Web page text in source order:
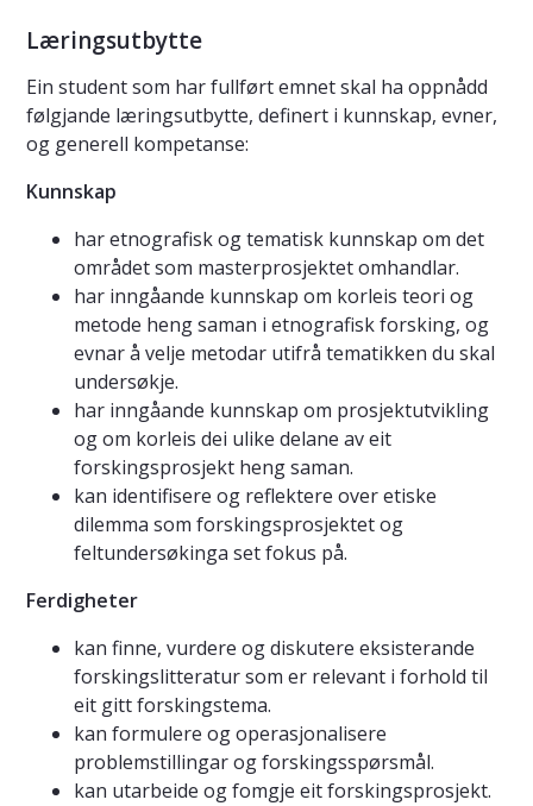
Læringsutbytte
Ein student som har fullført emnet skal ha oppnådd
følgjande læringsutbytte, definert i kunnskap, evner,
og generell kompetanse:
Kunnskap
har etnografisk og tematisk kunnskap om det
området som masterprosjektet omhandlar.
har inngåande kunnskap om korleis teori og
metode heng saman i etnografisk forsking, og
evnar å velje metodar utifrå tematikken du skal
undersøkje.
har inngåande kunnskap om prosjektutvikling
og om korleis dei ulike delane av eit
forskingsprosjekt heng saman.
kan identifisere og reflektere over etiske
dilemma som forskingsprosjektet og
feltundersøkinga set fokus på.
Ferdigheter
kan finne, vurdere og diskutere eksisterande
forskingslitteratur som er relevant i forhold til
eit gitt forskingstema.
kan formulere og operasjonalisere
problemstillingar og forskingsspørsmål.
kan utarbeide og fomgje eit forskingsprosjekt.